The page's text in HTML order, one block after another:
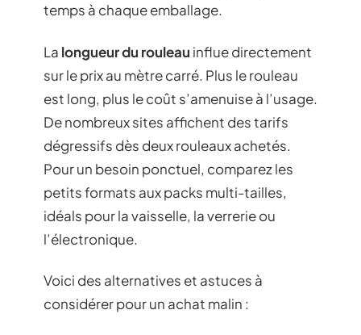
temps à chaque emballage.
La longueur du rouleau influe directement
sur le prix au mètre carré. Plus le rouleau
est long, plus le coût s’amenuise à l’usage.
De nombreux sites affichent des tarifs
dégressifs dès deux rouleaux achetés.
Pour un besoin ponctuel, comparez les
petits formats aux packs multi-tailles,
idéals pour la vaisselle, la verrerie ou
l’électronique.
Voici des alternatives et astuces à
considérer pour un achat malin :